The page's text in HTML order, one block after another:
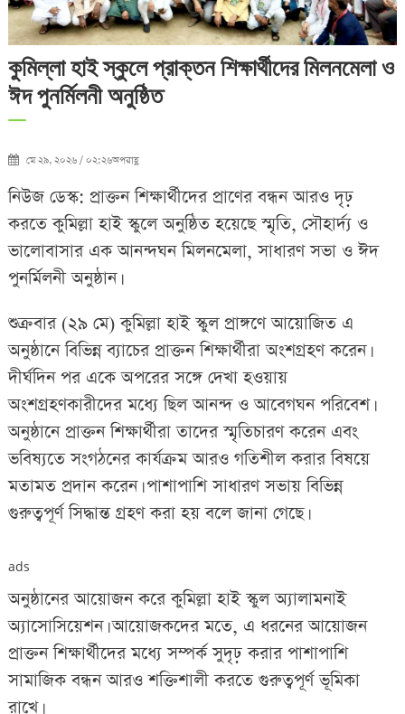
কুমিল্লা হাই স্কুলে প্রাক্তন শিক্ষার্থীদের মিলনমেলা ও
ঈদ পুনর্মিলনী অনুষ্ঠিত
মে ২৯, ২০২৬ / ০২:২৬অপরাহ্ণ
নিউজ ডেস্ক: প্রাক্তন শিক্ষার্থীদের প্রাণের বন্ধন আরও দৃঢ়
করতে কুমিল্লা হাই স্কুলে অনুষ্ঠিত হয়েছে স্মৃতি, সৌহার্দ্য ও
ভালোবাসার এক আনন্দঘন মিলনমেলা, সাধারণ সভা ও ঈদ
পুনর্মিলনী অনুষ্ঠান।
শুক্রবার (২৯ মে) কুমিল্লা হাই স্কুল প্রাঙ্গণে আয়োজিত এ
অনুষ্ঠানে বিভিন্ন ব্যাচের প্রাক্তন শিক্ষার্থীরা অংশগ্রহণ করেন।
দীর্ঘদিন পর একে অপরের সঙ্গে দেখা হওয়ায়
অংশগ্রহণকারীদের মধ্যে ছিল আনন্দ ও আবেগঘন পরিবেশ।
অনুষ্ঠানে প্রাক্তন শিক্ষার্থীরা তাদের স্মৃতিচারণ করেন এবং
ভবিষ্যতে সংগঠনের কার্যক্রম আরও গতিশীল করার বিষয়ে
মতামত প্রদান করেন। পাশাপাশি সাধারণ সভায় বিভিন্ন
গুরুত্বপূর্ণ সিদ্ধান্ত গ্রহণ করা হয় বলে জানা গেছে।
ads
অনুষ্ঠানের আয়োজন করে কুমিল্লা হাই স্কুল অ্যালামনাই
অ্যাসোসিয়েশন। আয়োজকদের মতে, এ ধরনের আয়োজন
প্রাক্তন শিক্ষার্থীদের মধ্যে সম্পর্ক সুদৃঢ় করার পাশাপাশি
সামাজিক বন্ধন আরও শক্তিশালী করতে গুরুত্বপূর্ণ ভূমিকা
রাখে।